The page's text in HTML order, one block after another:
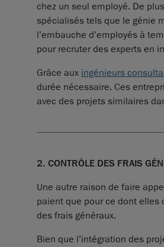
chez un seul employé. De
spécialisés tels que le génie
l’embauche d’employés à
pour recruter des experts en
Grâce aux ingénieurs
durée nécessaire. Ces
avec des projets similaires
2. CONTRÔLE DES FRAIS
Une autre raison de faire
paient que pour ce dont elles
des frais généraux.
Bien que l’intégration des